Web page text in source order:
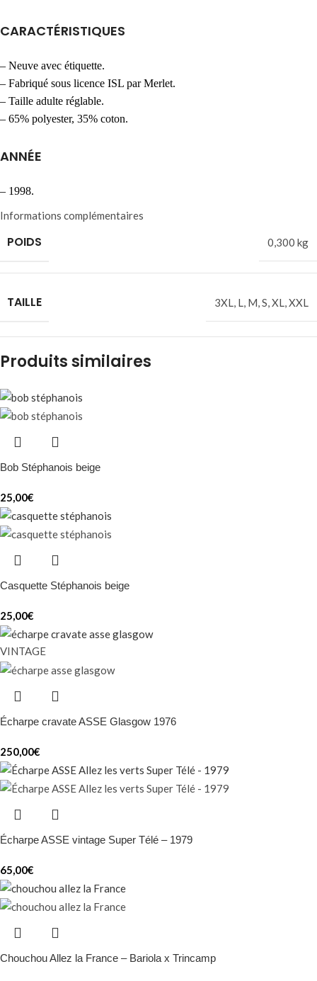
CARACTÉRISTIQUES
– Neuve avec étiquette.
– Fabriqué sous licence ISL par Merlet.
– Taille adulte réglable.
– 65% polyester, 35% coton.
ANNÉE
– 1998.
Informations complémentaires
POIDS 0,300 kg
TAILLE 3XL, L, M,S,XL,XXL
Produits similaires
Bob Stéphanois beige
25,00€
Casquette Stéphanois beige
25,00€
VINTAGE
Écharpe cravate ASSE Glasgow 1976
250,00€
Écharpe ASSE vintage Super Télé – 1979
65,00€
Chouchou Allez la France – Bariola x Trincamp